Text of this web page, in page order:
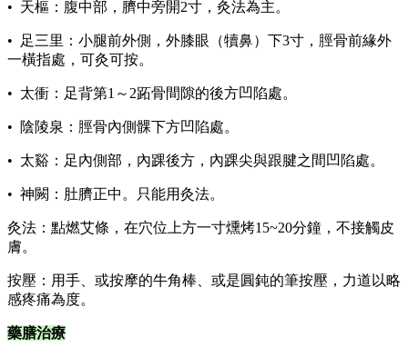
• 天樞：腹中部，臍中旁開2寸，灸法為主。
• 足三里：小腿前外側，外膝眼（犢鼻）下3寸，脛骨前緣外
一橫指處，可灸可按。
• 太衝：足背第1～2跖骨間隙的後方凹陷處。
• 陰陵泉：脛骨內側髁下方凹陷處。
• 太谿：足內側部，內踝後方，內踝尖與跟腱之間凹陷處。
• 神闕：肚臍正中。只能用灸法。
灸法：點燃艾條，在穴位上方一寸燻烤15~20分鐘，不接觸皮
膚。
按壓：用手、或按摩的牛角棒、或是圓鈍的筆按壓，力道以略
感疼痛為度。
藥膳治療